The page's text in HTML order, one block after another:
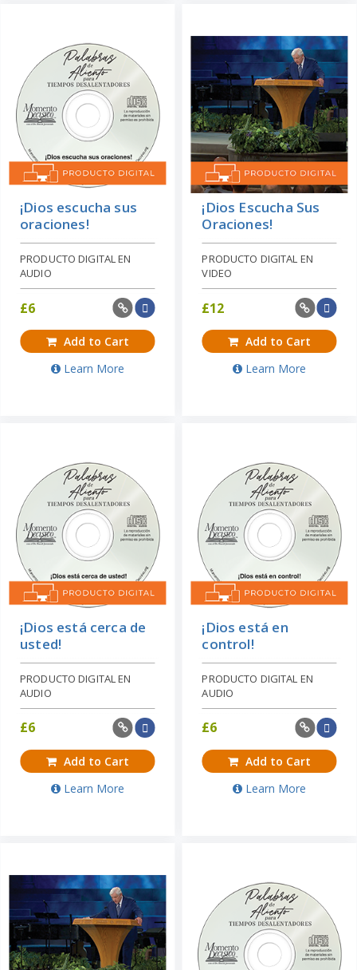
¡Dios escucha sus
oraciones!
PRODUCTO DIGITAL EN
AUDIO
£6
Add to Cart
Learn More
¡Dios Escucha Sus
Oraciones!
PRODUCTO DIGITAL EN
VIDEO
£12
Add to Cart
Learn More
¡Dios está cerca de
usted!
PRODUCTO DIGITAL EN
AUDIO
£6
Add to Cart
Learn More
¡Dios está en
control!
PRODUCTO DIGITAL EN
AUDIO
£6
Add to Cart
Learn More